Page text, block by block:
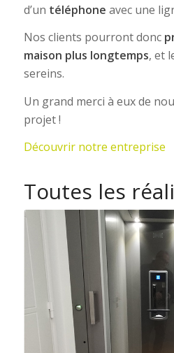
d’un téléphone avec une
Nos clients pourront donc
maison plus longtemps, et
sereins.
Un grand merci à eux de
projet !
Découvrir notre entreprise
Toutes les